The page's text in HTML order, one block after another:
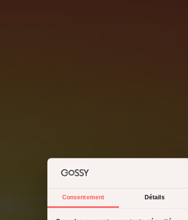
Consentement Détails